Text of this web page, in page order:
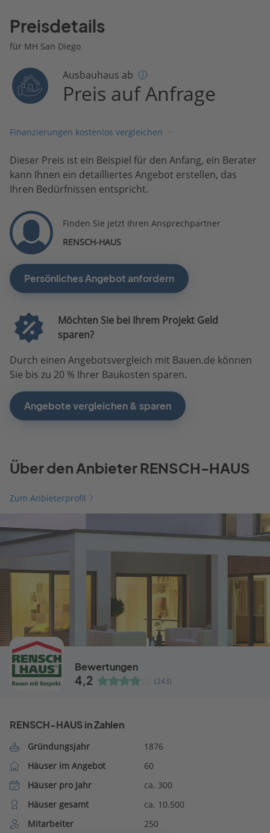
Preisdetails
für MH San Diego
Ausbauhaus ab
Preis auf Anfrage
Finanzierungen kostenlos vergleichen
Dieser Preis ist ein Beispiel für den Anfang, ein Berater
kann Ihnen ein detailliertes Angebot erstellen, das
Ihren Bedürfnissen entspricht.
Finden Sie jetzt Ihren Ansprechpartner
RENSCH-HAUS
Persönliches Angebot anfordern
Möchten Sie bei Ihrem Projekt Geld
sparen?
Durch einen Angebotsvergleich mit Bauen.de können
Sie bis zu 20 % Ihrer Baukosten sparen.
Angebote vergleichen & sparen
Über den Anbieter RENSCH-HAUS
Zum Anbieterprofil
Bewertungen
4,2 (243)
RENSCH-HAUS in Zahlen
Gründungsjahr
1876
Häuser im Angebot
60
Häuser pro Jahr
ca. 300
Häuser gesamt
ca. 10.500
Mitarbeiter
250